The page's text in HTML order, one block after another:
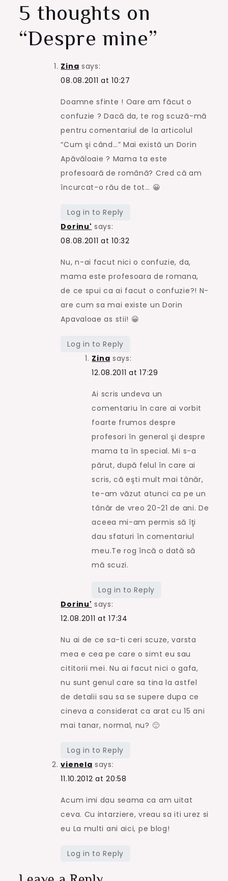
5 thoughts on
“Despre mine”
Zina says:
08.08.2011 at 10:27
Doamne sfinte ! Oare am făcut o
confuzie ? Dacă da, te rog scuză-mă
pentru comentariul de la articolul
“Cum şi când…” Mai există un Dorin
Apăvăloaie ? Mama ta este
profesoară de română? Cred că am
încurcat-o rău de tot… 😀
Log in to Reply
Dorinu' says:
08.08.2011 at 10:32
Nu, n-ai facut nici o confuzie, da,
mama este profesoara de romana,
de ce spui ca ai facut o confuzie?! N-
are cum sa mai existe un Dorin
Apavaloae as stii! 😀
Log in to Reply
Zina says:
12.08.2011 at 17:29
Ai scris undeva un
comentariu în care ai vorbit
foarte frumos despre
profesori în general şi despre
mama ta în special. Mi s-a
părut, după felul în care ai
scris, că eşti mult mai tânăr,
te-am văzut atunci ca pe un
tânăr de vreo 20-21 de ani. De
aceea mi-am permis să îţi
dau sfaturi în comentariul
meu.Te rog încă o dată să
mă scuzi.
Log in to Reply
Dorinu' says:
12.08.2011 at 17:34
Nu ai de ce sa-ti ceri scuze, varsta
mea e cea pe care o simt eu sau
cititorii mei. Nu ai facut nici o gafa,
nu sunt genul care sa tina la astfel
de detalii sau sa se supere dupa ce
cineva a considerat ca arat cu 15 ani
mai tanar, normal, nu? 🙂
Log in to Reply
vienela says:
11.10.2012 at 20:58
Acum imi dau seama ca am uitat
ceva. Cu intarziere, vreau sa iti urez si
eu La multi ani aici, pe blog!
Log in to Reply